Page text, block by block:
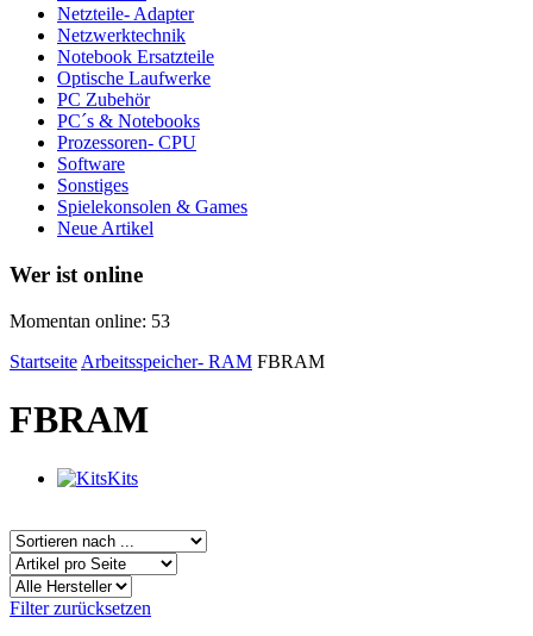
Netzteile- Adapter
Netzwerktechnik
Notebook Ersatzteile
Optische Laufwerke
PC Zubehör
PC´s & Notebooks
Prozessoren- CPU
Software
Sonstiges
Spielekonsolen & Games
Neue Artikel
Wer ist online
Momentan online: 53
Startseite Arbeitsspeicher- RAM FBRAM
FBRAM
Kits
Filter zurücksetzen